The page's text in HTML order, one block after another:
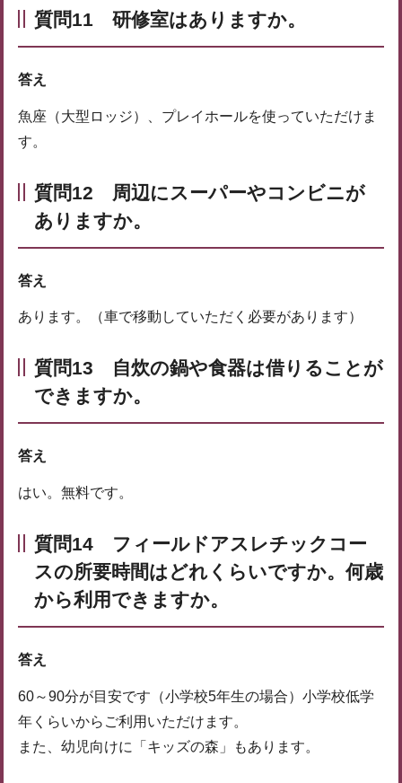
質問11 研修室はありますか。
答え
魚座（大型ロッジ）、プレイホールを使っていただけま
す。
質問12 周辺にスーパーやコンビニが
ありますか。
答え
あります。（車で移動していただく必要があります）
質問13
自炊の鍋や食器は借りることが
できますか。
答え
はい。無料です。
質問14 フィールドアスレチックコー
スの所要時間はどれくらいですか。何歳
から利用できますか。
答え
60～90分が目安です（小学校5年生の場合）小学校低学
年くらいからご利用いただけます。
また、幼児向けに「キッズの森」もあります。